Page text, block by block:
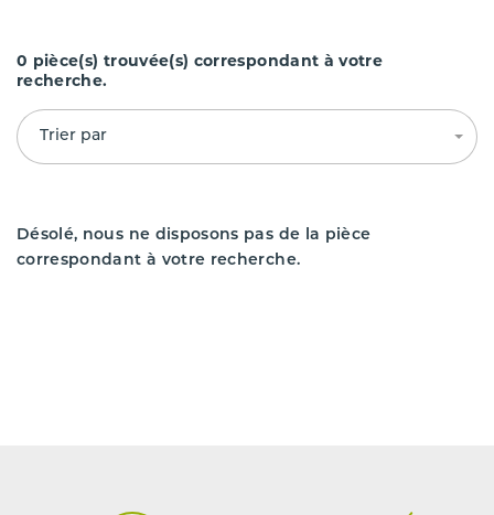
0 pièce(s) trouvée(s) correspondant à votre
recherche.
Trier par
Désolé, nous ne disposons pas de la pièce
correspondant à votre recherche.